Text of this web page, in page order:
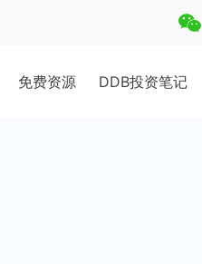
免费资源 DDB投资笔记